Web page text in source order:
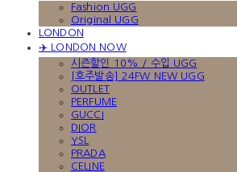
Fashion UGG
Original UGG
LONDON
✈️ LONDON NOW
시즌할인 10% / 수입 UGG
[호주발송] 24FW NEW UGG
OUTLET
PERFUME
GUCCI
DIOR
YSL
PRADA
CELINE